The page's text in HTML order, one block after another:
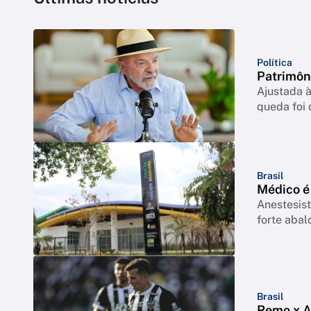
Política
Ajustada
queda foi
Brasil
Médico
forte
Brasil